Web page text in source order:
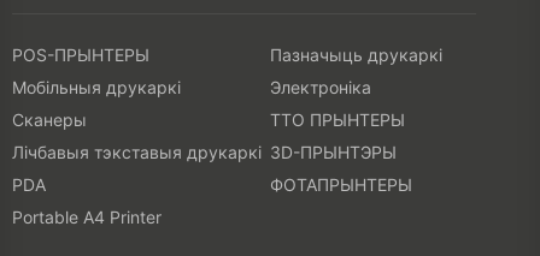
POS-ПРЫНТЕРЫ
Пазначыць друкаркі
Мобільныя друкаркі
Электроніка
Сканеры
ТТО ПРЫНТЕРЫ
Лічбавыя тэкставыя друкаркі 3D-ПРЫНТЭРЫ
PDA
ФОТАПРЫНТЕРЫ
Portable A4 Printer